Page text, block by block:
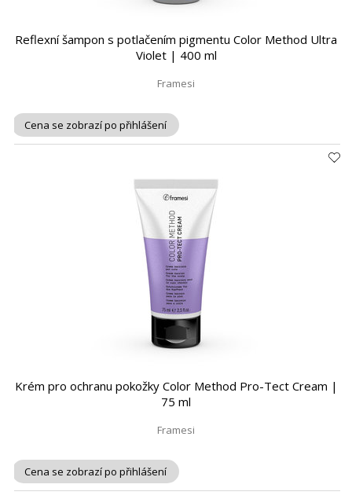
Reflexní šampon s potlačením pigmentu Color Method Ultra
Violet | 400 ml
Framesi
Cena se zobrazí po přihlášení
Krém pro ochranu pokožky Color Method Pro-Tect Cream |
75 ml
Framesi
Cena se zobrazí po přihlášení